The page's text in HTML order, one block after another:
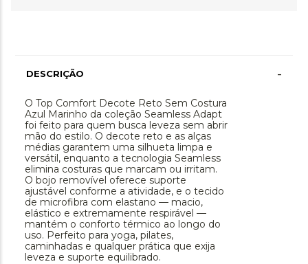
DESCRIÇÃO -
O Top Comfort Decote Reto Sem Costura
Azul Marinho da coleção Seamless Adapt
foi feito para quem busca leveza sem abrir
mão do estilo. O decote reto e as alças
médias garantem uma silhueta limpa e
versátil, enquanto a tecnologia Seamless
elimina costuras que marcam ou irritam.
O bojo removível oferece suporte
ajustável conforme a atividade, e o tecido
de microfibra com elastano — macio,
elástico e extremamente respirável —
mantém o conforto térmico ao longo do
uso. Perfeito para yoga, pilates,
caminhadas e qualquer prática que exija
leveza e suporte equilibrado.